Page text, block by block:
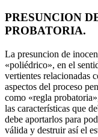
PRESUNCION
PROBATORIA.
La presuncion de
«poliédrico», en el
vertientes relacionadas
aspectos del proceso
como «regla
las características que
debe aportarlos para
válida y destruir así el